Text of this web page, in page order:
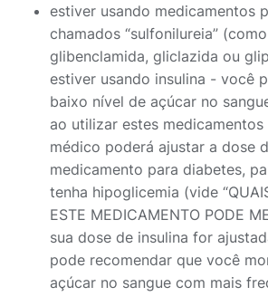
estiver usando medicamentos
chamados “sulfonilureia”
glibenclamida, gliclazida ou
estiver usando insulina - você
baixo nível de açúcar no
ao utilizar estes medicamentos
médico poderá ajustar a dose
medicamento para diabetes,
tenha hipoglicemia (vide
ESTE MEDICAMENTO PODE
sua dose de insulina for
pode recomendar que você
açúcar no sangue com mais